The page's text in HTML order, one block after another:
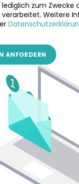
zum Zwecke
Weitere